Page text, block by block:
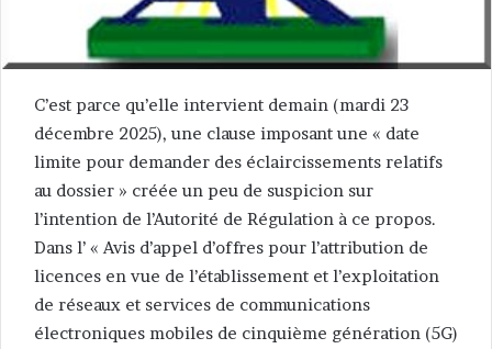
C’est parce qu’elle intervient demain (mardi 23
décembre 2025), une clause imposant une « date
limite pour demander des éclaircissements relatifs
au dossier » créée un peu de suspicion sur
l’intention de l’Autorité de Régulation à ce propos.
Dans l’ « Avis d’appel d’offres pour l’attribution de
licences en vue de l’établissement et l’exploitation
de réseaux et services de communications
électroniques mobiles de cinquième génération (5G)